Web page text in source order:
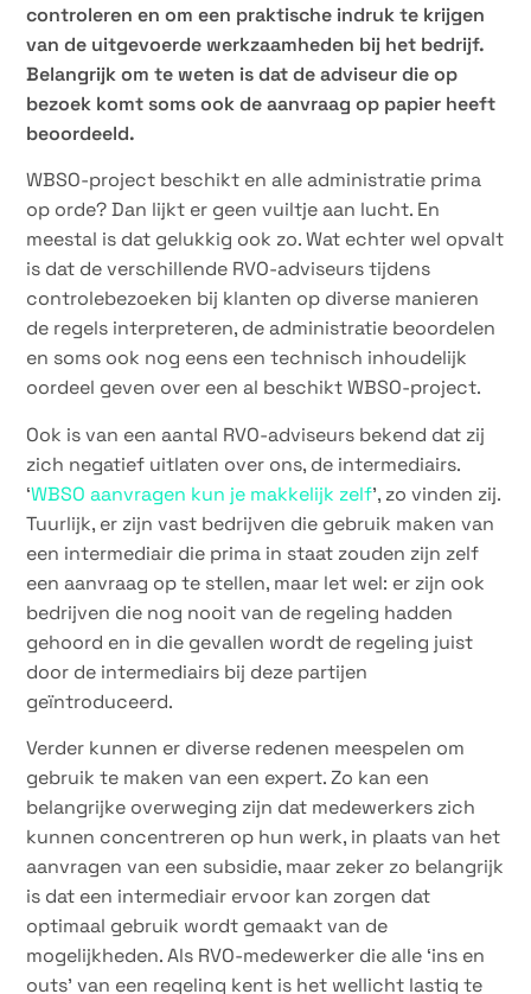
controleren en om een praktische indruk te krijgen
van de uitgevoerde werkzaamheden bij het bedrijf.
Belangrijk om te weten is dat de adviseur die op
bezoek komt soms ook de aanvraag op papier heeft
beoordeeld.
WBSO-project beschikt en alle administratie prima
op orde? Dan lijkt er geen vuiltje aan lucht. En
meestal is dat gelukkig ook zo. Wat echter wel opvalt
is dat de verschillende RVO-adviseurs tijdens
controlebezoeken bij klanten op diverse manieren
de regels interpreteren, de administratie beoordelen
en soms ook nog eens een technisch inhoudelijk
oordeel geven over een al beschikt WBSO-project.
Ook is van een aantal RVO-adviseurs bekend dat zij
zich negatief uitlaten over ons, de intermediairs.
‘WBSO aanvragen kun je makkelijk zelf’, zo vinden zij.
Tuurlijk, er zijn vast bedrijven die gebruik maken van
een intermediair die prima in staat zouden zijn zelf
een aanvraag op te stellen, maar let wel: er zijn ook
bedrijven die nog nooit van de regeling hadden
gehoord en in die gevallen wordt de regeling juist
door de intermediairs bij deze partijen
geïntroduceerd.
Verder kunnen er diverse redenen meespelen om
gebruik te maken van een expert. Zo kan een
belangrijke overweging zijn dat medewerkers zich
kunnen concentreren op hun werk, in plaats van het
aanvragen van een subsidie, maar zeker zo belangrijk
is dat een intermediair ervoor kan zorgen dat
optimaal gebruik wordt gemaakt van de
mogelijkheden. Als RVO-medewerker die alle ‘ins en
outs’ van een regeling kent is het wellicht lastig te